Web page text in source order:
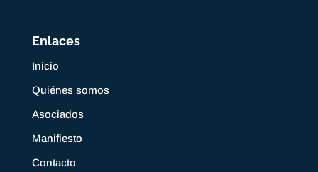
Enlaces
Inicio
Quiénes somos
Asociados
Manifiesto
Contacto